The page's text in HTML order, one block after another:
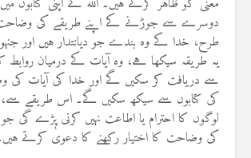
دوسرے سے جوڑنے کے اپنے طریقے کی
طرح، خدا کے وہ بندے جو دیانتدار ہیں اور
یہ طریقہ سیکھا ہے، وہ آیات کے درمیان
سے دریافت کر سکیں گے اور خدا کی آیات
کی کتابوں سے سیکھ سکیں گے۔ اس طریقے
لوگوں کا احترام یا اطاعت نہیں کرنی پڑے گی
کی وضاحت کا اختیار رکھنے کا دعویٰ کرتے